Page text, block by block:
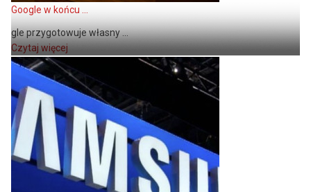
Google w końcu ...
gle przygotowuje własny ...
Czytaj więcej